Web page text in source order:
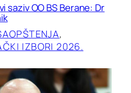
saziv OO BS Berane: Dr
IZBORI 2026.